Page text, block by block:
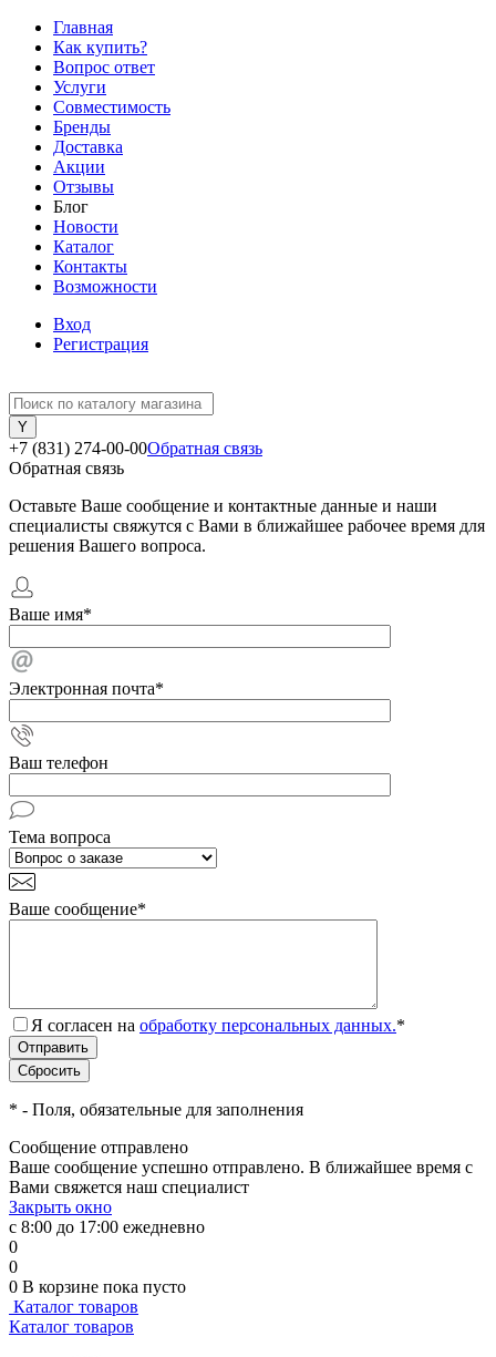
Главная
Как купить?
Вопрос ответ
Услуги
Совместимость
Бренды
Доставка
Акции
Отзывы
Блог
Новости
Каталог
Контакты
Возможности
Вход
Регистрация
+7 (831) 274-00-00Обратная связь
Обратная связь
Оставьте Ваше сообщение и контактные данные и наши
специалисты свяжутся с Вами в ближайшее рабочее время для
решения Вашего вопроса.
Ваше имя*
Электронная почта*
Ваш телефон
Тема вопроса
Ваше сообщение*
Я согласен на обработку персональных данных.*
* - Поля, обязательные для заполнения
Сообщение отправлено
Ваше сообщение успешно отправлено. В ближайшее время с
Вами свяжется наш специалист
Закрыть окно
с 8:00 до 17:00 ежедневно
0
0
0 В корзине пока пусто
Каталог товаров
Каталог товаров